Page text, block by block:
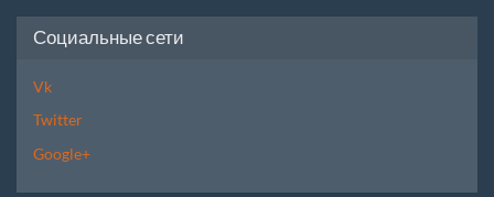
Социальные сети
Vk
Twitter
Google+